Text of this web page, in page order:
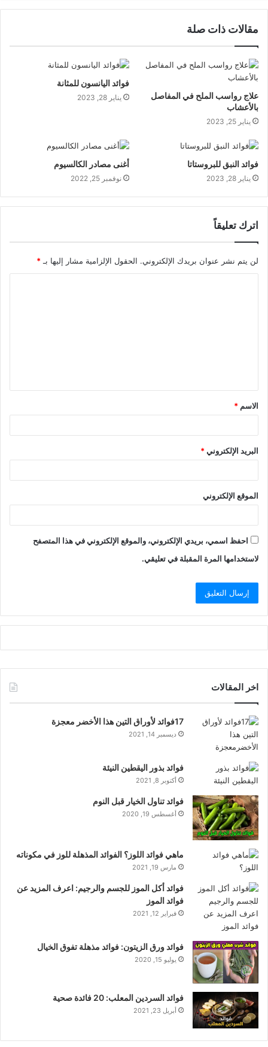
مقالات ذات صلة
علاج رواسب الملح في المفاصل
بالأعشاب
يناير 25, 2023
فوائد اليانسون للمثانة
يناير 28, 2023
فوائد النبق للبروستاتا
يناير 28, 2023
أغنى مصادر الكالسيوم
نوفمبر 25, 2022
اترك تعليقاً
لن يتم نشر عنوان بريدك الإلكتروني. الحقول الإلزامية مشار إليها بـ *
ق
*
الاسم *
البريد الإلكتروني*
الموقع الإلكتروني
احفظ اسمي، بريدي الإلكتروني، والموقع الإلكتروني في هذا المتصفح
لاستخدامها المرة المقبلة في تعليقي.
اخر المقالات
17فوائد لأوراق التين هذا الأخضر معجزة
ديسمبر 14, 2021
فوائد بذور اليقطين النيئة
أكتوبر 8, 2021
فوائد تناول الخيار قبل النوم
أغسطس 19, 2020
ماهي فوائد اللوز؟ الفوائد المذهلة للوز في مكوناته
مارس 19, 2021
فوائد أكل الموز للجسم والرجيم: اعرف المزيد عن
فوائد الموز
فبراير 12, 2021
فوائد ورق الزيتون: فوائد مذهلة تفوق الخيال
يوليو 15, 2020
فوائد السردين المعلب: 20 فائدة صحية
أبريل 23, 2021